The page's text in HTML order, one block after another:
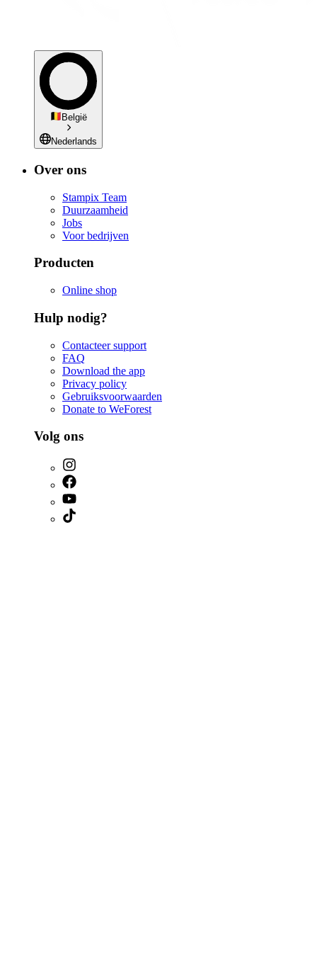
België
Nederlands
Over ons
Stampix Team
Duurzaamheid
Jobs
Voor bedrijven
Producten
Online shop
Hulp nodig?
Contacteer support
FAQ
Download the app
Privacy policy
Gebruiksvoorwaarden
Donate to WeForest
Volg ons